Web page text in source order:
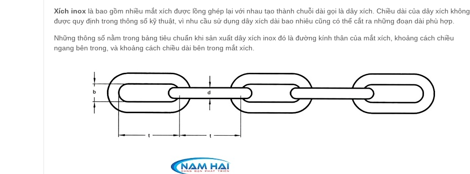
Xích inox là bao gồm nhiều mắt xích được lồng ghép lại với nhau tạo thành chuỗi dài gọi là dây xích. Chiều dài của dây xích không
được quy định trong thông số kỹ thuật, vì nhu cầu sử dụng dây xích dài bao nhiêu cũng có thể cắt ra những đoạn dài phù hợp.
Những thông số nằm trong bảng tiêu chuẩn khi sản xuất dây xích inox đó là đường kính thân của mắt xích, khoảng cách chiều
ngang bên trong, và khoảng cách chiều dài bên trong mắt xích.